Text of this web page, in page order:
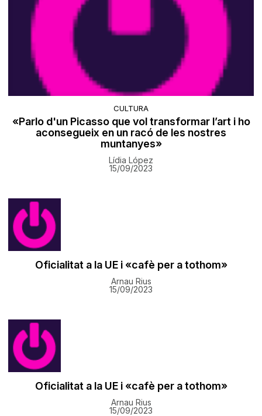
CULTURA
«Parlo d'un Picasso que vol transformar l’art i ho
aconsegueix en un racó de les nostres
muntanyes»
Lídia López
15/09/2023
Oficialitat a la UE i «cafè per a tothom»
Arnau Rius
15/09/2023
Oficialitat a la UE i «cafè per a tothom»
Arnau Rius
15/09/2023